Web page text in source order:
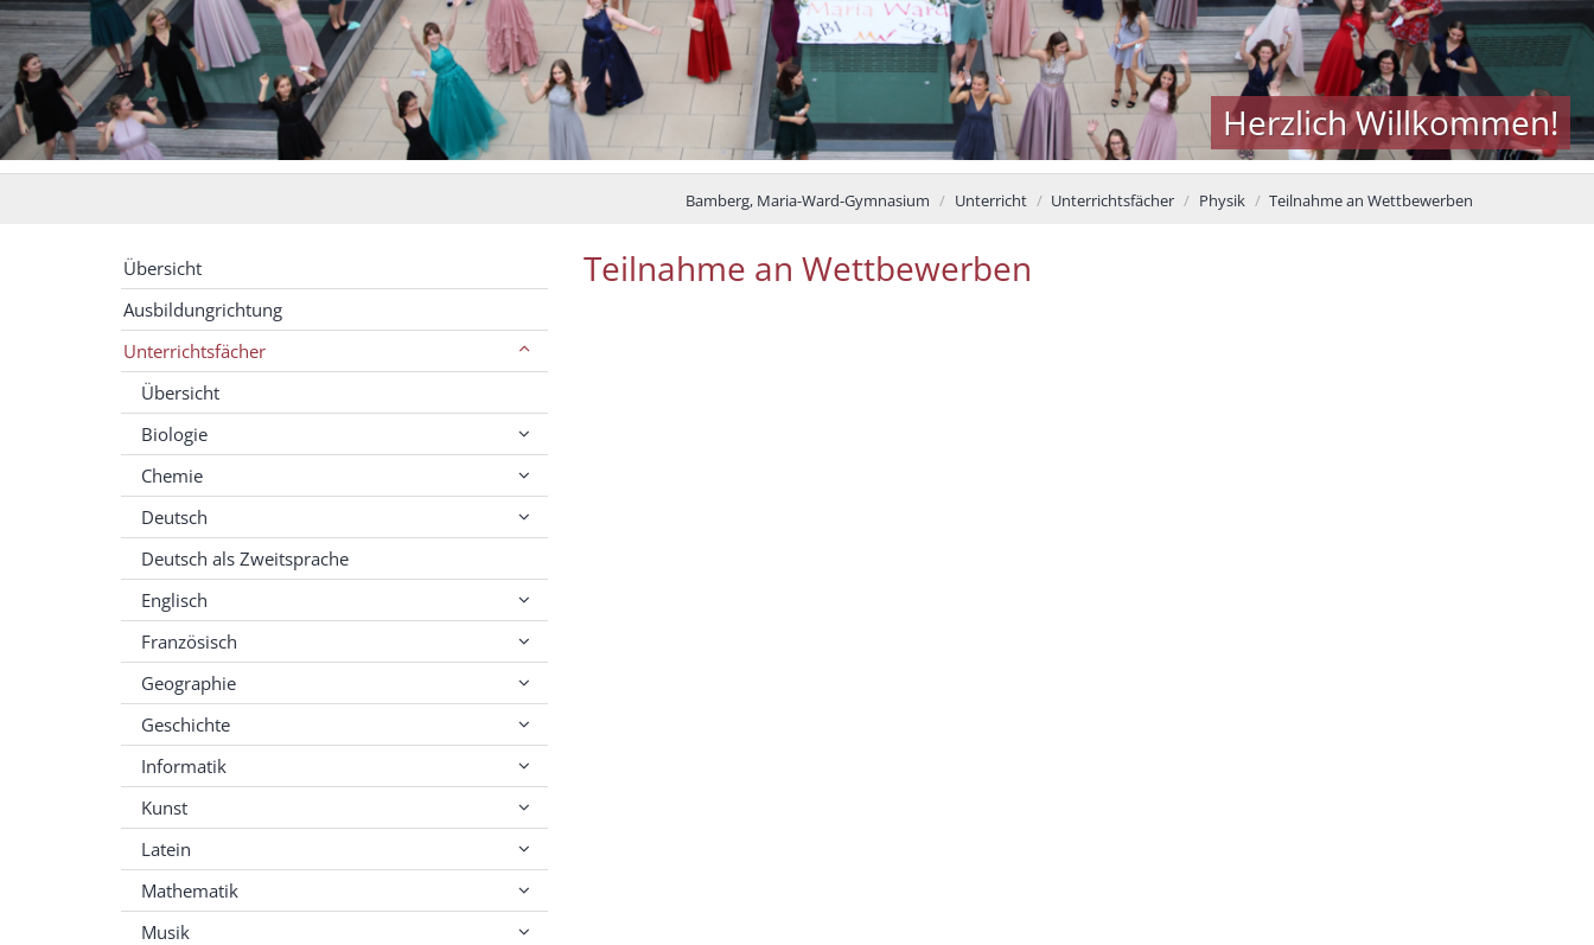
Herzlich Willkommen!
Bamberg, Maria-Ward-Gymnasium Unterricht Unterrichtsfächer Physik Teilnahme an Wettbewerben
Teilnahme an Wettbewerben
Übersicht
Ausbildungrichtung
Unterrichtsfächer
Übersicht
Biologie
Chemie
Deutsch
Deutsch als Zweitsprache
Englisch
Französisch
Geographie
Geschichte
Informatik
Kunst
Latein
Mathematik
Musik